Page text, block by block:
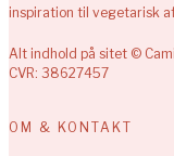
inspiration til vegetarisk
Alt indhold på sitet ©
CVR: 38627457
OM & KONTAKT